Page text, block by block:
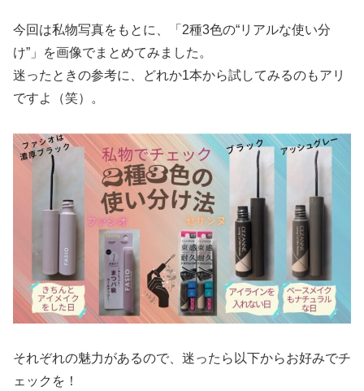
今回は私物写真をもとに、「2種3色の“リアルな使い分
け”」を画像でまとめてみました。
迷ったときの参考に、どれか1本から試してみるのもアリ
ですよ（笑）。
それぞれの魅力があるので、迷ったら以下からお好みでチ
ェックを！